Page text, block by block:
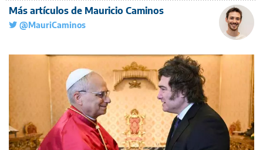
Más artículos de Mauricio Caminos
@MauriCaminos